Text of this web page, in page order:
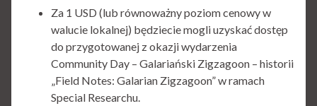
Za 1 USD (lub równoważny poziom cenowy w
walucie lokalnej) będziecie mogli uzyskać dostęp
do przygotowanej z okazji wydarzenia
Community Day – Galariański Zigzagoon – historii
„Field Notes: Galarian Zigzagoon” w ramach
Special Researchu.